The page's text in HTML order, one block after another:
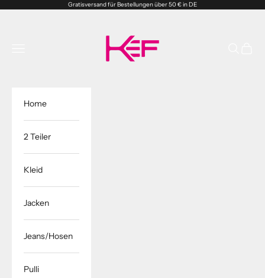
Zum Inhalt springenGratisversand für Bestellungen über 50 € in DE
Home
2 Teiler
Kleid
Jacken
Jeans/Hosen
Pulli